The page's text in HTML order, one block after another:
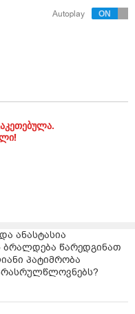
Autoplay
ანასტასია
ბრალდება წარედგინათ
პატიმრობა